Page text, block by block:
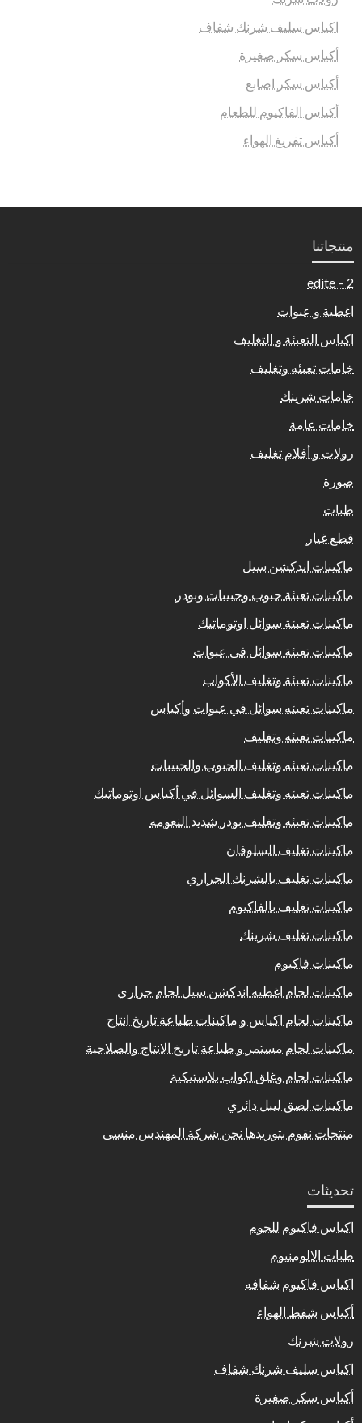
اكياس سليف شرنك شفاف
أكياس سكر صغيرة
أكياس سكر اصابع
أكياس الفاكيوم للطعام
أكياس تفريغ الهواء
منتجاتنا
2 – edite
اغطية و عبوات
اكياس التعبئة و التغليف
خامات تعبئه وتغليف
خامات شرينك
خامات عامة
رولات و أفلام تغليف
صورة
طبات
قطع غيار
ماكينات اندكشن سيل
ماكينات تعبئة حبوب وحبيبات وبودر
ماكينات تعبئة سوائل اوتوماتيك
ماكينات تعبئة سوائل فى عبوات
ماكينات تعبئة وتغليف الأكواب
ماكينات تعبئه سوائل في عبوات وأكياس
ماكينات تعبئه وتغليف
ماكينات تعبئه وتغليف الحبوب والحبيبات
ماكينات تعبئه وتغليف السوائل في أكياس اوتوماتيك
ماكينات تعبئه وتغليف بودر شديد النعومه
ماكينات تغليف السلوفان
ماكينات تغليف بالشرنك الحراري
ماكينات تغليف بالفاكيوم
ماكينات تغليف شرينك
ماكينات فاكيوم
ماكينات لحام اغطيه اندكشن سيل لحام حراري
ماكينات لحام اكياس و ماكينات طباعة تاريخ انتاج
ماكينات لحام مستمر و طباعة تاريخ الانتاج والصلاحية
ماكينات لحام وغلق اكواب بلاستيكية
ماكينات لصق ليبل دائري
منتجات نقوم بتوريدها نحن شركة المهندس منسى
تحديثات
اكياس فاكيوم للحوم
طبات الالومنيوم
اكياس فاكيوم شفافه
أكياس شفط الهواء
رولات شرنك
اكياس سليف شرنك شفاف
أكياس سكر صغيرة